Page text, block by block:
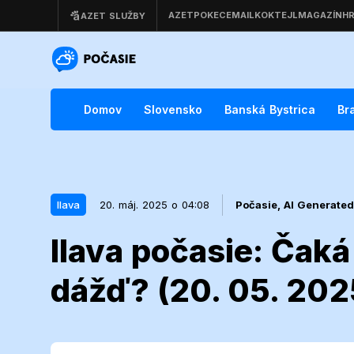
Domov Slovensko Banská Bystrica
Ilava 20. máj. 2025 o 04:08 Počasie, AI Generated
Ilava počasie:
dážď? (20. 05.
Ilava 20. máj. 2025 o 04:08
Ilava